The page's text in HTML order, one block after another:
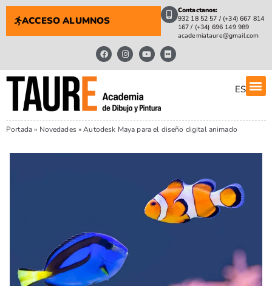
ACCESO ALUMNOS
Contactanos:
932 18 52 57 / (+34) 667 814
167 / (+34) 696 149 989
academiataure@gmail.com
ES
Portada» Novedades»Autodesk Maya para el diseño digital animado